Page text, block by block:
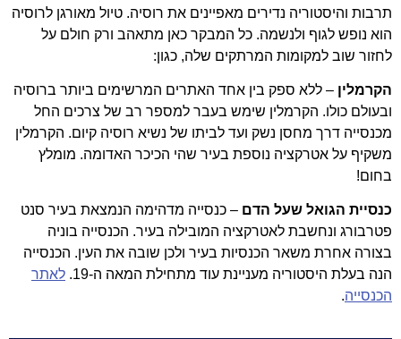
תרבות והיסטוריה נדירים מאפיינים את רוסיה. טיול מאורגן לרוסיה
הוא נופש לגוף ולנשמה. כל המבקר כאן מתאהב ורק חולם על
לחזור שוב למקומות המרתקים שלה, כגון:
הקרמלין – ללא ספק בין אחד האתרים המרשימים ביותר ברוסיה
ובעולם כולו. הקרמלין שימש בעבר למספר רב של צרכים החל
מכנסייה דרך מחסן נשק ועד לביתו של נשיא רוסיה קיום. הקרמלין
משקיף על אטרקציה נוספת בעיר שהי הכיכר האדומה. מומלץ
בחום!
כנסיית הגואל שעל הדם – כנסייה מדהימה הנמצאת בעיר סנט
פטרבורג ונחשבת לאטרקציה המובילה בעיר. הכנסייה בוניה
בצורה אחרת משאר הכנסיות בעיר ולכן שובה את העין. הכנסייה
הנה בעלת היסטוריה מעניינת עוד מתחילת המאה ה-19.
לאתר
הכנסייה.